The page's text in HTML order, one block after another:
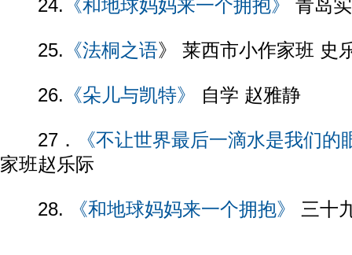
24. 《和地球妈妈来一个拥抱》 青岛
25. 《法桐之语》 莱西市小作家班 史
26. 《朵儿与凯特》 自学 赵雅静
27．
《不让世界最后一滴水是我们的
家班赵乐际
28. 《和地球妈妈来一个拥抱》 三十